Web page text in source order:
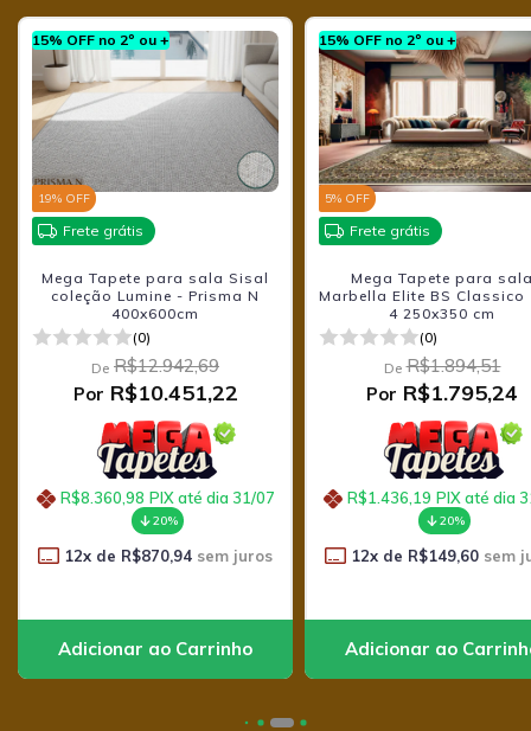
15% OFF no 2º ou +
19% OFF
Frete grátis
Mega Tapete para sala Sisal
coleção Lumine - Prisma N
400x600cm
(0)
De R$12.942,69
Por R$10.451,22
R$8.360,98 PIX até dia 31/07
20%
12x de R$870,94 sem juros
15% OFF no 2º ou +
5% OFF
Frete grátis
Mega Tapete para
Marbella Elite BS Classico
4 250x350 cm
(0)
De R$1.894,51
Por R$1.795,24
R$1.436,19 PIX até dia
20%
12x de R$149,60 sem